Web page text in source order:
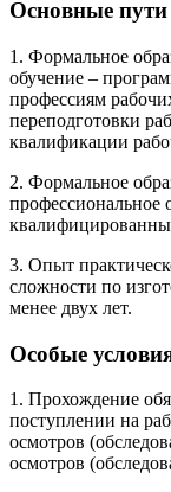
Основные
1. Формальное
обучение –
профессиям
переподготовки
квалификации
2. Формальное
профессиональное
3. Опыт
сложности по
менее двух лет.
Особые
1. Прохождение
поступлении на
осмотров
осмотров